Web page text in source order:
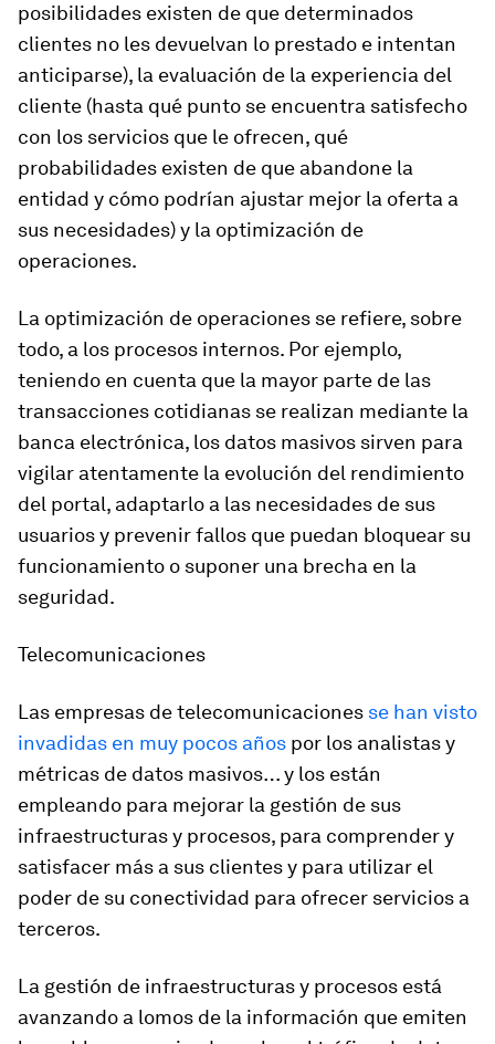
posibilidades existen de que determinados
clientes no les devuelvan lo prestado e intentan
anticiparse), la evaluación de la experiencia del
cliente (hasta qué punto se encuentra satisfecho
con los servicios que le ofrecen, qué
probabilidades existen de que abandone la
entidad y cómo podrían ajustar mejor la oferta a
sus necesidades) y la optimización de
operaciones.
La optimización de operaciones se refiere, sobre
todo, a los procesos internos. Por ejemplo,
teniendo en cuenta que la mayor parte de las
transacciones cotidianas se realizan mediante la
banca electrónica, los datos masivos sirven para
vigilar atentamente la evolución del rendimiento
del portal, adaptarlo a las necesidades de sus
usuarios y prevenir fallos que puedan bloquear su
funcionamiento o suponer una brecha en la
seguridad.
Telecomunicaciones
Las empresas de telecomunicaciones se han visto
invadidas en muy pocos años por los analistas y
métricas de datos masivos… y los están
empleando para mejorar la gestión de sus
infraestructuras y procesos, para comprender y
satisfacer más a sus clientes y para utilizar el
poder de su conectividad para ofrecer servicios a
terceros.
La gestión de infraestructuras y procesos está
avanzando a lomos de la información que emiten